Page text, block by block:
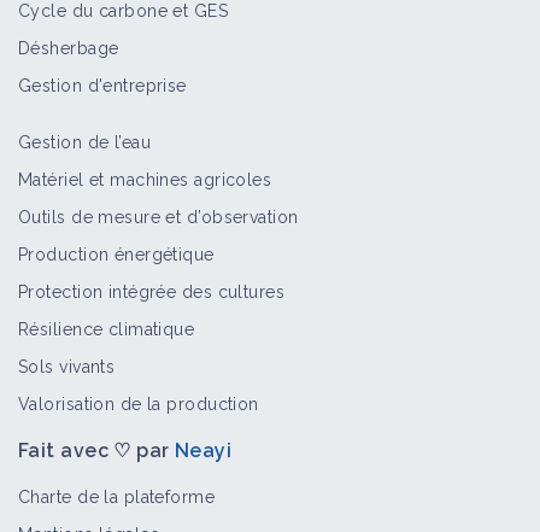
Cycle du carbone et GES
Désherbage
Gestion d'entreprise
Gestion de l’eau
Matériel et machines agricoles
Outils de mesure et d’observation
Production énergétique
Protection intégrée des cultures
Résilience climatique
Sols vivants
Valorisation de la production
Fait avec ♡ par Neayi
Charte de la plateforme